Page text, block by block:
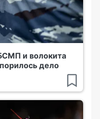
и волокита
дело